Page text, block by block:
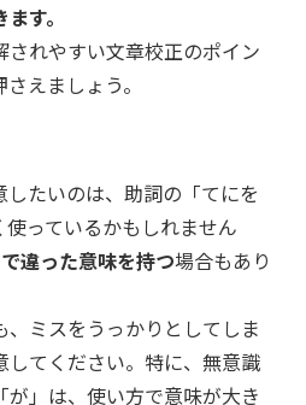
す。
れやすい文章校正のポイン
えましょう。
たいのは、助詞の「てにを
っているかもしれません
違った意味を持つ場合もあり
、ミスをうっかりとしてしま
してください。特に、無意識
が」は、使い方で意味が大き